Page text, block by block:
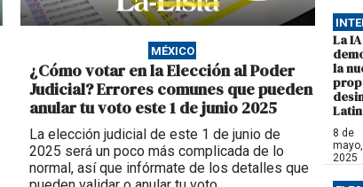
MÉXICO
¿Cómo votar en la Elección al Poder
Judicial? Errores comunes que pueden
anular tu voto este 1 de junio 2025
La elección judicial de este 1 de junio de
2025 será un poco más complicada de lo
normal, así que infórmate de los detalles que
La
la
8 de
mayo,
2025